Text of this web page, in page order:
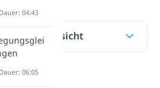
Inhaltsübersicht
04:43
06:05